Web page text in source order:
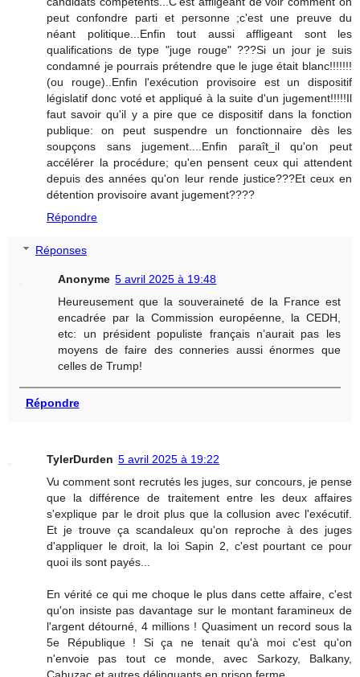
peut confondre parti et personne ;c'est une preuve du
néant politique...Enfin tout aussi affligeant sont les
qualifications de type "juge rouge" ???Si un jour je suis
condamné je pourrais prétendre que le juge était blanc!!!!!!!
(ou rouge)..Enfin l'exécution provisoire est un dispositif
législatif donc voté et appliqué à la suite d'un jugement!!!!!Il
faut savoir qu'il y a pire que ce dispositif dans la fonction
publique: on peut suspendre un fonctionnaire dès les
soupçons sans jugement....Enfin paraît_il qu'on peut
accélérer la procédure; qu'en pensent ceux qui attendent
depuis des années qu'on leur rende justice???Et ceux en
détention provisoire avant jugement????
Répondre
Réponses
Anonyme 5 avril 2025 à 19:48
Heureusement que la souveraineté de la France est
encadrée par la Commission européenne, la CEDH,
etc: un président populiste français n’aurait pas les
moyens de faire des conneries aussi énormes que
celles de Trump!
Répondre
TylerDurden 5 avril 2025 à 19:22
Vu comment sont recrutés les juges, sur concours, je pense
que la différence de traitement entre les deux affaires
s'explique par le droit plus que la collusion avec l'exécutif.
Et je trouve ça scandaleux qu'on reproche à des juges
d'appliquer le droit, la loi Sapin 2, c'est pourtant ce pour
quoi ils sont payés...
En vérité ce qui me choque le plus dans cette affaire, c'est
qu'on insiste pas davantage sur le montant faramineux de
l'argent détourné, 4 millions ! Quasiment un record sous la
5e République ! Si ça ne tenait qu'à moi c'est qu'on
n'envoie pas tout ce monde, avec Sarkozy, Balkany,
Cahuzac et autres délinquants en prison ferme.